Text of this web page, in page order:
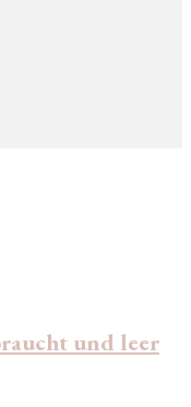
und leer